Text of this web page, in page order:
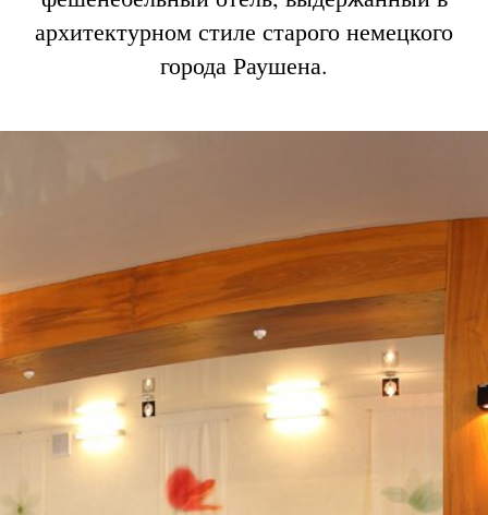
архитектурном стиле старого немецкого
города Раушена.